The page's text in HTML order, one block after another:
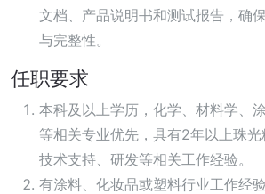
文档、产品说明书和测试报告，确
与完整性。
任职要求
本科及以上学历，化学、材料学、
等相关专业优先，具有2年以上珠
技术支持、研发等相关工作经验。
有涂料、化妆品或塑料行业工作经验